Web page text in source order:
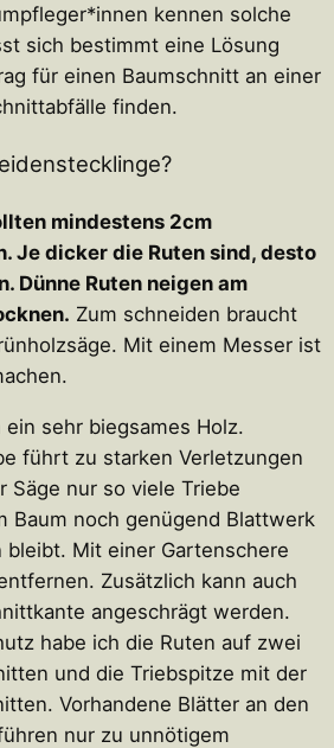
kennen solche
sich bestimmt eine Lösung
für einen Baumschnitt an einer
finden.
mindestens 2cm
Je dicker die Ruten sind, desto
Dünne Ruten neigen am
Zum schneiden braucht
Mit einem Messer ist
sehr biegsames Holz.
führt zu starken Verletzungen
Säge nur so viele Triebe
Baum noch genügend Blattwerk
Mit einer Gartenschere
Zusätzlich kann auch
angeschrägt werden.
habe ich die Ruten auf zwei
und die Triebspitze mit der
Vorhandene Blätter an den
nur zu unnötigem